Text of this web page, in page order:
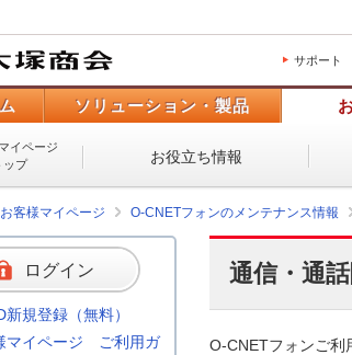
サポート
ソリューション・製品
イページ
ップ
お役立ち情報
お客様マイページ O-CNETフォンのメンテナンス情報
通信・通
O-CNETフォンご利
ログイン
新規登録（無料）
マイページ ご利用ガ